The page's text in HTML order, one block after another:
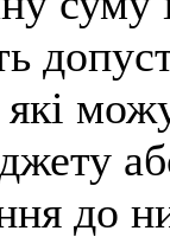
до